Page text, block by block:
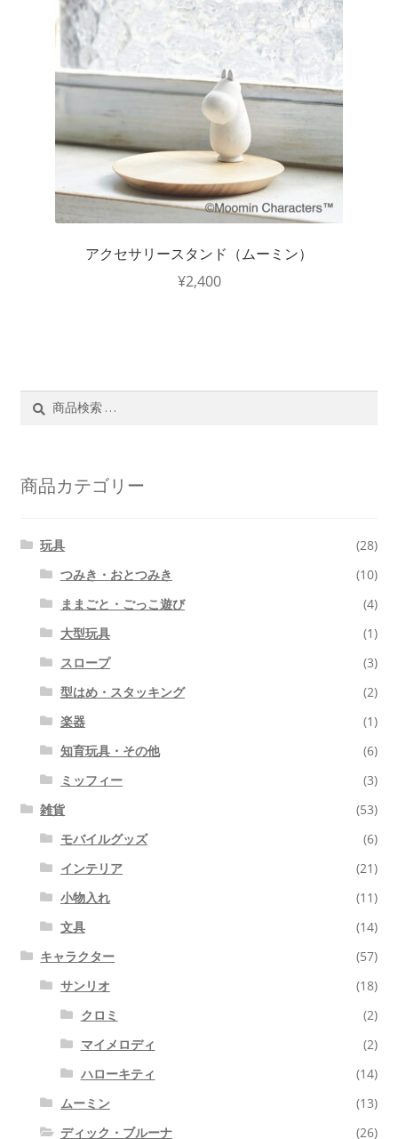
アクセサリースタンド（ムーミン）
¥2,400
商品カテゴリー
玩具
(28)
つみき・おとつみき
(10)
ままごと・ごっこ遊び
(4)
大型玩具
(1)
スロープ
(3)
型はめ・スタッキング
(2)
楽器
(1)
知育玩具・その他
(6)
ミッフィー
(3)
雑貨
(53)
モバイルグッズ
(6)
インテリア
(21)
小物入れ
(11)
文具
(14)
キャラクター
(57)
サンリオ
(18)
クロミ
(2)
マイメロディ
(2)
ハローキティ
(14)
ムーミン
(13)
ディック・ブルーナ
(26)